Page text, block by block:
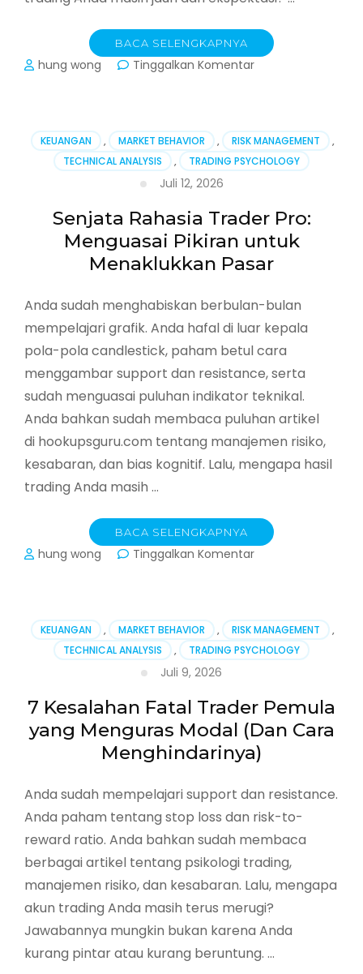
BACA SELENGKAPNYA
hung wong Tinggalkan Komentarpada
Pro:
Menguasai
Pikiran
Pasar
KEUANGAN , MARKET BEHAVIOR , RISK MANAGEMENT
,
TECHNICAL ANALYSIS
, TRADING PSYCHOLOGY
Juli 12, 2026
Senjata Rahasia Trader Pro:
Menguasai Pikiran untuk
Menaklukkan Pasar
Anda sudah menghabiskan berbulan-bulan
mempelajari grafik. Anda hafal di luar kepala
pola-pola candlestick, paham betul cara
menggambar support dan resistance, serta
sudah menguasai puluhan indikator teknikal.
Anda bahkan sudah membaca puluhan artikel
di hookupsguru.com tentang manajemen risiko,
kesabaran, dan bias kognitif. Lalu, mengapa hasil
trading Anda masih …
BACA SELENGKAPNYA
hung wong Tinggalkan Komentarpada
Pro:
Menguasai
Pikiran
Pasar
KEUANGAN , MARKET BEHAVIOR , RISK MANAGEMENT
,
TECHNICAL ANALYSIS
, TRADING PSYCHOLOGY
Juli 9, 2026
7 Kesalahan Fatal Trader Pemula
yang Menguras Modal (Dan Cara
Menghindarinya)
Anda sudah mempelajari support dan resistance.
Anda paham tentang stop loss dan risk-to-
reward ratio. Anda bahkan sudah membaca
berbagai artikel tentang psikologi trading,
manajemen risiko, dan kesabaran. Lalu, mengapa
akun trading Anda masih terus merugi?
Jawabannya mungkin bukan karena Anda
kurang pintar atau kurang beruntung. …